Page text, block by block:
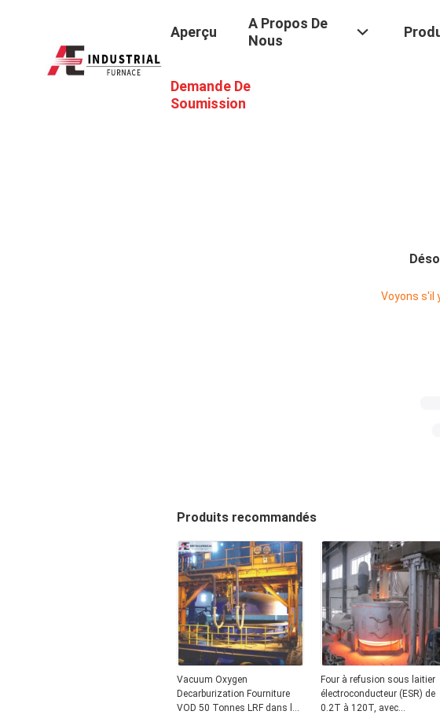
Aperçu
A Propos De
Nous
Demande De
Soumission
Voyons s'il
Produits recommandés
Vacuum Oxygen
Decarburization Fourniture
VOD 50 Tonnes LRF dans la
Four à refusion sous laitier
électroconducteur (ESR) de
0.2T à 120T, avec